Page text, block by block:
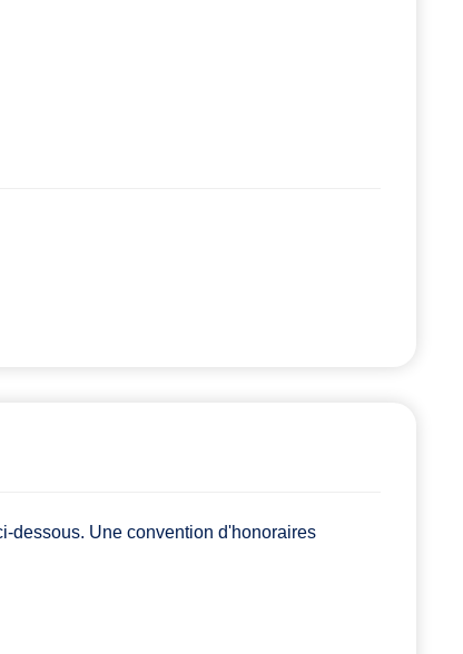
dessous. Une convention d'honoraires